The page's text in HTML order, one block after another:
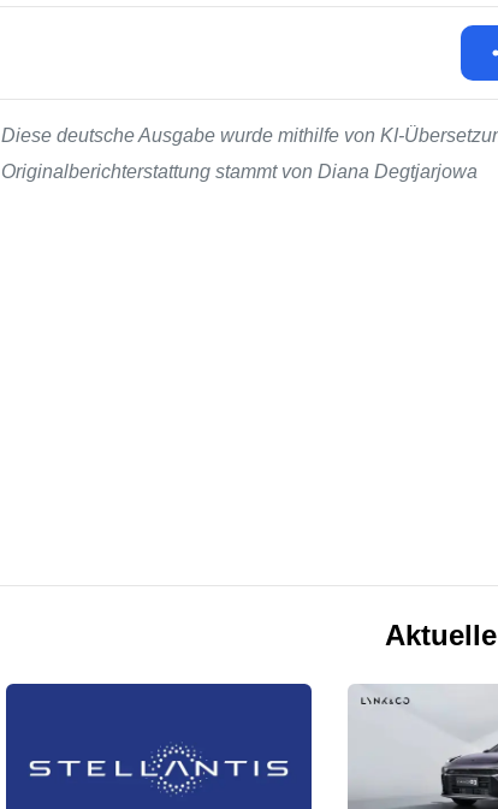
Diese deutsche Ausgabe wurde mithilfe von KI-
Originalberichterstattung stammt von Diana Degtjarjowa